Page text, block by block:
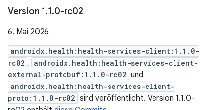
Version 1.1.0-rc02
6. Mai 2026
androidx.health:health-services-client:1.1.0-
rc02 , androidx.health:health-services-client-
external-protobuf:1.1.0-rc02 und
androidx.health:health-services-client-
proto:1.1.0-rc02 sind veröffentlicht. Version 1.1.0-